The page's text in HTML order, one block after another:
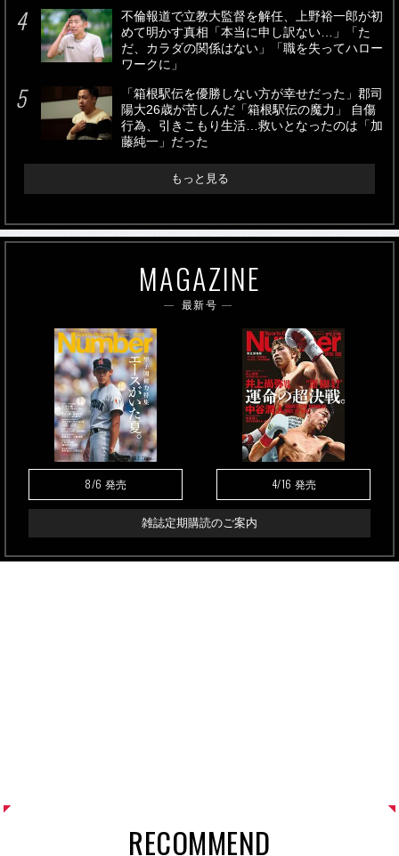
不倫報道で立教大監督を解任、上野裕一郎が初
めて明かす真相「本当に申し訳ない…」「た
だ、カラダの関係はない」「職を失ってハロー
ワークに」
「箱根駅伝を優勝しない方が幸せだった」郡司
陽大26歳が苦しんだ「箱根駅伝の魔力」 自傷
行為、引きこもり生活…救いとなったのは「加
藤純一」だった
もっと見る
MAGAZINE
最新号
8/6 発売 4/16 発売
雑誌定期購読のご案内
RECOMMEND